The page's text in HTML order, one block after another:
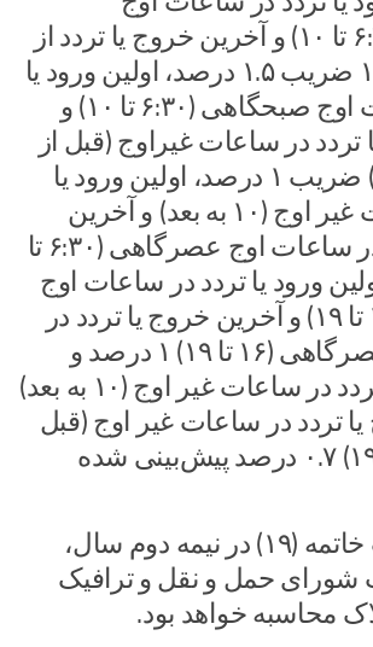
صبحگاهی (۶:۳۰ تا ۱۰) و آخرین خروج یا تردد از
ساعت ۱۶ تا ۱۹ ضریب ۱.۵ درصد، اولین ورود یا
تردد در ساعات اوج صبحگاهی (۶:۳۰ تا ۱۰) و
تردد در ساعات غیراوج (قبل از
۱۶ یا بعد از ۱۹) ضریب ۱ درصد، اولین ورود یا
تردد در ساعات غیر اوج (۱۰ به بعد) و آخرین
خروج یا تردد در ساعات اوج عصرگاهی (۶:۳۰ تا
اولین ورود یا تردد در ساعات اوج
عصرگاهی (۱۶ تا ۱۹) و آخرین خروج یا تردد در
ساعات اوج عصرگاهی (۱۶ تا ۱۹) ۱ درصد و
اولین ورود یا تردد در ساعات غیر اوج (۱۰ به بعد)
تردد در ساعات غیر اوج (قبل
از ۱۶ یا بعد از ۱۹) ۰.۷ درصد پیش‌بینی شده
با تغییر ساعت خاتمه (۱۹) در نیمه دوم سال،
حمل و نقل و ترافیک
محاسبه خواهد بود.